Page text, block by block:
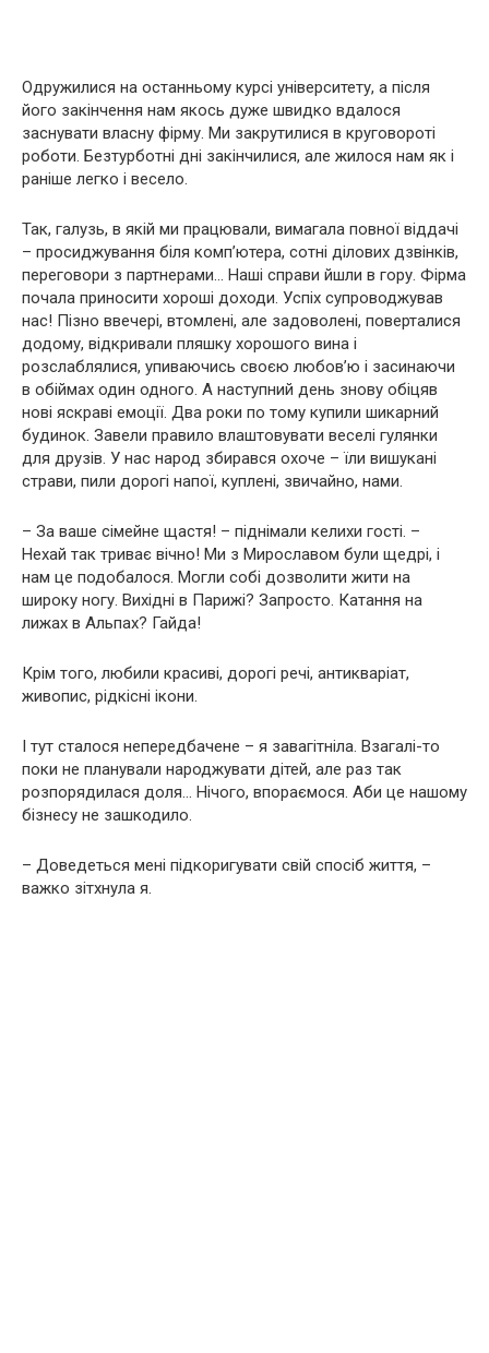
Одружилися на останньому курсі університету, а після
його закінчення нам якось дуже швидко вдалося
заснувати власну фірму. Ми закрутилися в круговороті
роботи. Безтурботні дні закінчилися, але жилося нам як і
раніше легко і весело.
Так, галузь, в якій ми працювали, вимагала повної віддачі
– просиджування біля комп’ютера, сотні ділових дзвінків,
переговори з партнерами… Наші справи йшли в гору. Фірма
почала приносити хороші доходи. Успіх супроводжував
нас! Пізно ввечері, втомлені, але задоволені, поверталися
додому, відкривали пляшку хорошого вина і
розслаблялися, упиваючись своєю любов’ю і засинаючи
в обіймах один одного. А наступний день знову обіцяв
нові яскраві емоції. Два роки по тому купили шикарний
будинок. Завели правило влаштовувати веселі гулянки
для друзів. У нас народ збирався охоче – їли вишукані
страви, пили дорогі напої, куплені, звичайно, нами.
– За ваше сімейне щастя! – піднімали келихи гості. –
Нехай так триває вічно! Ми з Мирославом були щедрі, і
нам це подобалося. Могли собі дозволити жити на
широку ногу. Вихідні в Парижі? Запросто. Катання на
лижах в Альпах? Гайда!
Крім того, любили красиві, дорогі речі, антикваріат,
живопис, рідкісні ікони.
І тут сталося непередбачене – я завагітніла. Взагалі-то
поки не планували народжувати дітей, але раз так
розпорядилася доля… Нічого, впораємося. Аби це нашому
бізнесу не зашкодило.
– Доведеться мені підкоригувати свій спосіб життя, –
важко зітхнула я.